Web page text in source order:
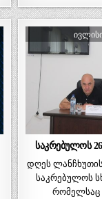
საკრებულოს
დღეს
საკრებულოს
რომელსაც